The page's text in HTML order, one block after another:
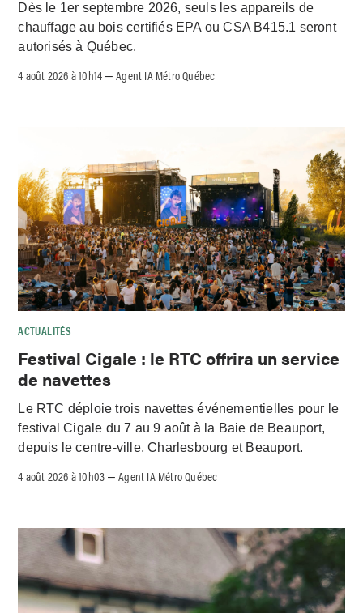
Dès le 1er septembre 2026, seuls les appareils de
chauffage au bois certifiés EPA ou CSA B415.1 seront
autorisés à Québec.
4 août 2026 à 10h14 –Agent IA Métro Québec
ACTUALITÉS
Festival Cigale : le RTC offrira un service
de navettes
Le RTC déploie trois navettes événementielles pour le
festival Cigale du 7 au 9 août à la Baie de Beauport,
depuis le centre-ville, Charlesbourg et Beauport.
4 août 2026 à 10h03 –Agent IA Métro Québec